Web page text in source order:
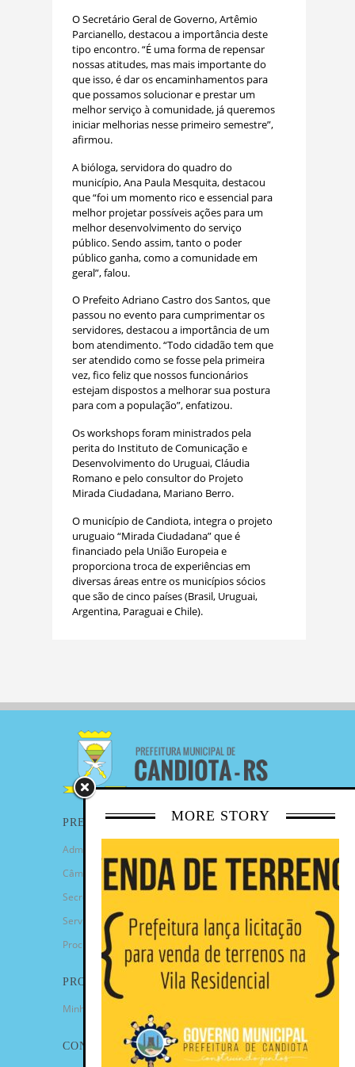
O Secretário Geral de Governo, Artêmio
Parcianello, destacou a importância deste
tipo encontro. “É uma forma de repensar
nossas atitudes, mas mais importante do
que isso, é dar os encaminhamentos para
que possamos solucionar e prestar um
melhor serviço à comunidade, já queremos
iniciar melhorias nesse primeiro semestre”,
afirmou.
A bióloga, servidora do quadro do
município, Ana Paula Mesquita, destacou
que “foi um momento rico e essencial para
melhor projetar possíveis ações para um
melhor desenvolvimento do serviço
público. Sendo assim, tanto o poder
público ganha, como a comunidade em
geral”, falou.
O Prefeito Adriano Castro dos Santos, que
passou no evento para cumprimentar os
servidores, destacou a importância de um
bom atendimento. “Todo cidadão tem que
ser atendido como se fosse pela primeira
vez, fico feliz que nossos funcionários
estejam dispostos a melhorar sua postura
para com a população”, enfatizou.
Os workshops foram ministrados pela
perita do Instituto de Comunicação e
Desenvolvimento do Uruguai, Cláudia
Romano e pelo consultor do Projeto
Mirada Ciudadana, Mariano Berro.
O município de Candiota, integra o projeto
uruguaio “Mirada Ciudadana” que é
financiado pela União Europeia e
proporciona troca de experiências em
diversas áreas entre os municípios sócios
que são de cinco países (Brasil, Uruguai,
Argentina, Paraguai e Chile).
MORE STORY
PREFEITURA
Administração Municipal
Câmara de Vereadores
Secretarias
Serviços
Procuradoria Geral
PROGRAMAS
Minha Casa Minha Vida
CONTATO